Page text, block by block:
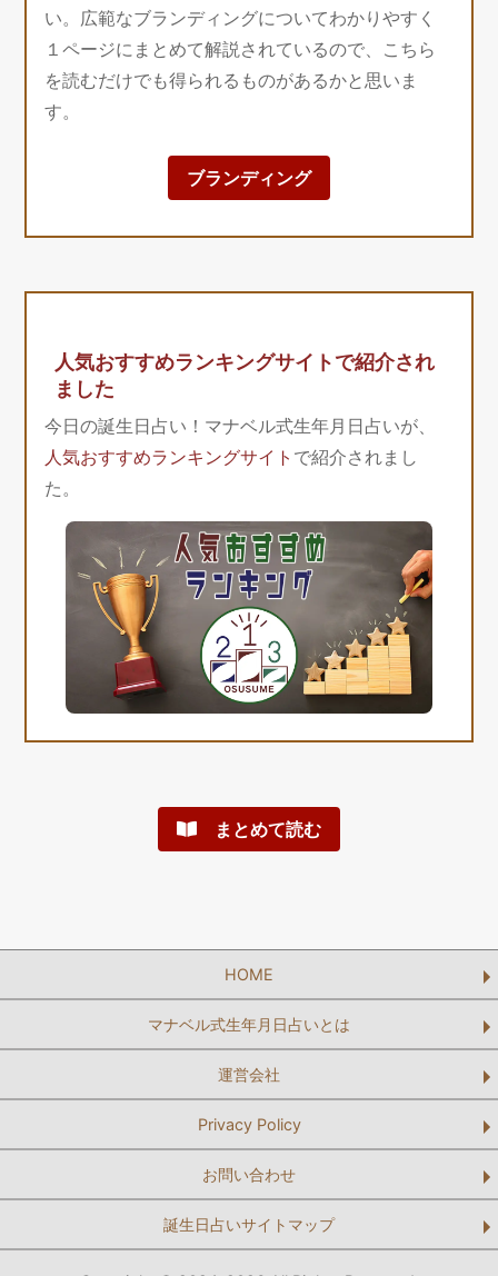
い。広範なブランディングについてわかりやすく
１ページにまとめて解説されているので、こちら
を読むだけでも得られるものがあるかと思いま
す。
ブランディング
人気おすすめランキングサイトで紹介され
ました
今日の誕生日占い！マナベル式生年月日占いが、
人気おすすめランキングサイト で紹介されまし
た。
まとめて読む
HOME
マナベル式生年月日占いとは
運営会社
Privacy Policy
お問い合わせ
誕生日占いサイトマップ